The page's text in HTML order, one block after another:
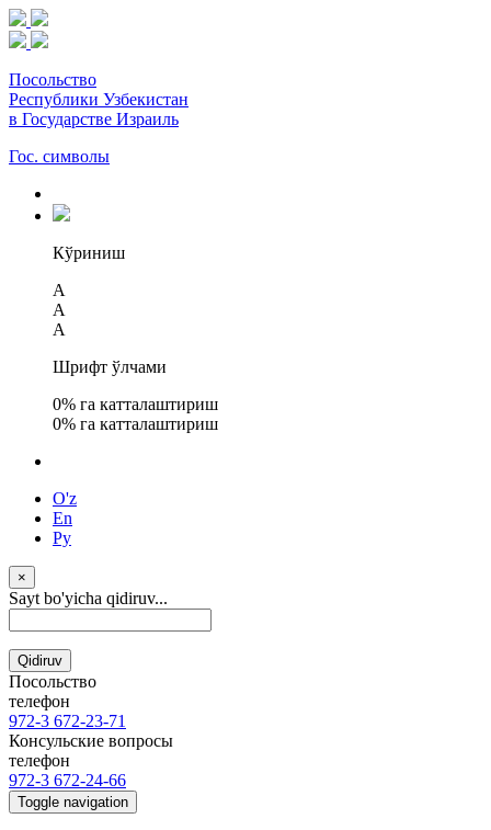
Посольство
Республики Узбекистан
в Государстве Израиль
Гос. символы
Кўриниш
A
A
A
Шрифт ўлчами
0% га катталаштириш
0% га катталаштириш
O'z
En
Ру
×
Sayt bo'yicha qidiruv...
Qidiruv
Посольство
телефон
972-3 672-23-71
Консульские вопросы
телефон
972-3 672-24-66
Toggle navigation